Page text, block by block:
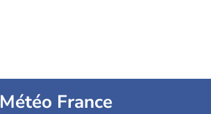
Météo France